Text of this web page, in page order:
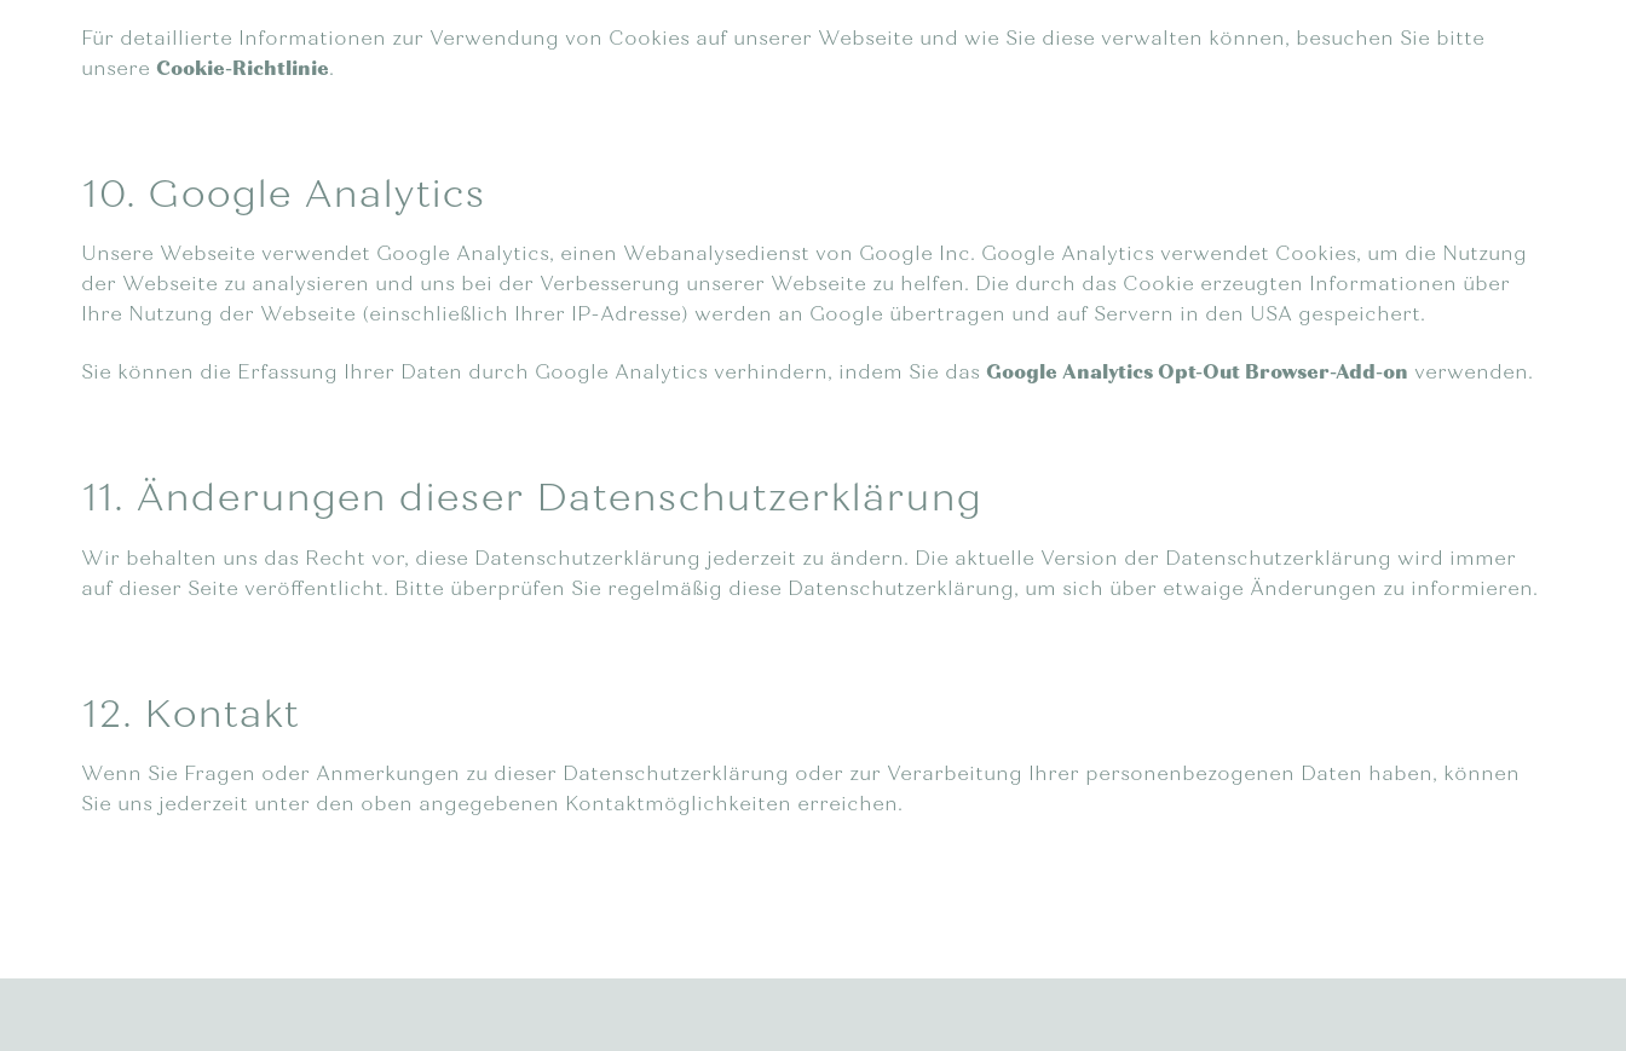
Für detaillierte Informationen zur Verwendung von Cookies auf unserer Webseite und wie Sie diese verwalten können, besuchen Sie bitte
unsere Cookie-Richtlinie.
10. Google Analytics
Unsere Webseite verwendet Google Analytics, einen Webanalysedienst von Google Inc. Google Analytics verwendet Cookies, um die Nutzung
der Webseite zu analysieren und uns bei der Verbesserung unserer Webseite zu helfen. Die durch das Cookie erzeugten Informationen über
Ihre Nutzung der Webseite (einschließlich Ihrer IP-Adresse) werden an Google übertragen und auf Servern in den USA gespeichert.
Sie können die Erfassung Ihrer Daten durch Google Analytics verhindern, indem Sie das Google Analytics Opt-Out Browser-Add-on verwenden.
11. Änderungen dieser Datenschutzerklärung
Wir behalten uns das Recht vor, diese Datenschutzerklärung jederzeit zu ändern. Die aktuelle Version der Datenschutzerklärung wird immer
auf dieser Seite veröffentlicht. Bitte überprüfen Sie regelmäßig diese Datenschutzerklärung, um sich über etwaige Änderungen zu informieren.
12. Kontakt
Wenn Sie Fragen oder Anmerkungen zu dieser Datenschutzerklärung oder zur Verarbeitung Ihrer personenbezogenen Daten haben, können
Sie uns jederzeit unter den oben angegebenen Kontaktmöglichkeiten erreichen.